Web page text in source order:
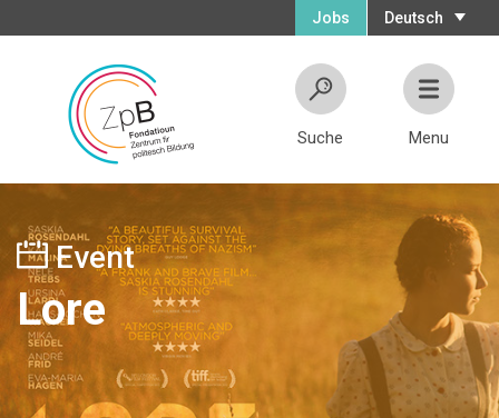
Deutsch
Jobs
Suche Menu
Event
Lore